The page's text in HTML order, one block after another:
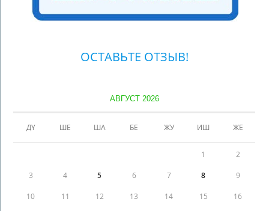
ОСТАВЬТЕ ОТЗЫВ!
АВГУСТ 2026
ДҮ ШЕ ША БЕ ЖУ ИШ ЖЕ
1 2
3 4 5 6 7 8 9
10 11 12 13 14 15 16